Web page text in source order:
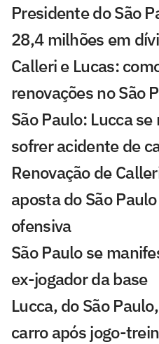
Presidente do São
28,4 milhões em
Calleri e Lucas:
renovações no São
São Paulo: Lucca
sofrer acidente de
Renovação de
aposta do São
ofensiva
São Paulo se
ex-jogador da base
Lucca, do São
carro após jogo-